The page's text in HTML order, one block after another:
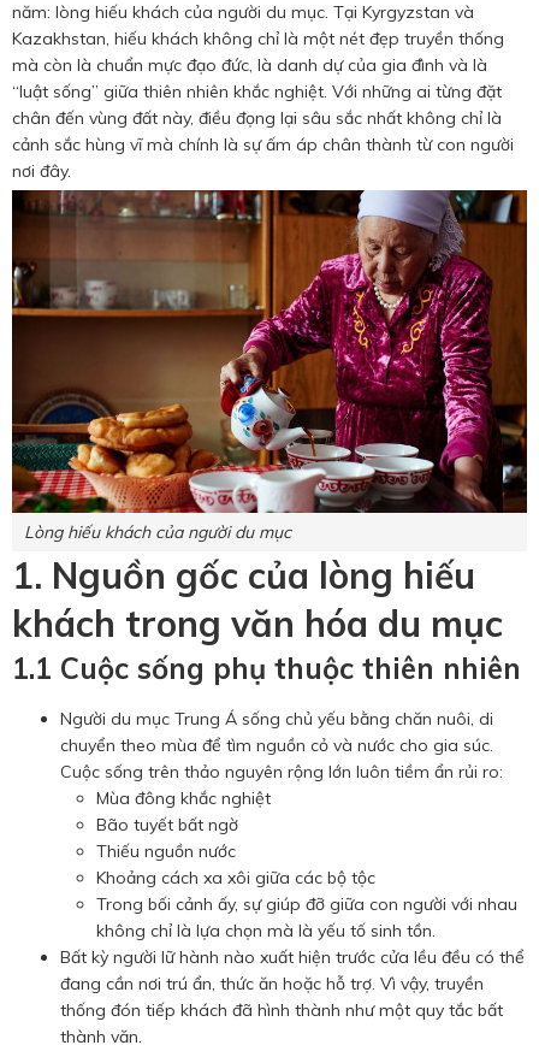
Hotline tư vấn dịch vụ
0784 849 849
năm: lòng hiếu khách của người du mục. Tại Kyrgyzstan và
Kazakhstan, hiếu khách không chỉ là một nét đẹp truyền thống
mà còn là chuẩn mực đạo đức, là danh dự của gia đình và là
“luật sống” giữa thiên nhiên khắc nghiệt. Với những ai từng đặt
chân đến vùng đất này, điều đọng lại sâu sắc nhất không chỉ là
cảnh sắc hùng vĩ mà chính là sự ấm áp chân thành từ con người
nơi đây.
Lòng hiếu khách của người du mục
1. Nguồn gốc của lòng hiếu
khách trong văn hóa du mục
1.1 Cuộc sống phụ thuộc thiên nhiên
Người du mục Trung Á sống chủ yếu bằng chăn nuôi, di
chuyển theo mùa để tìm nguồn cỏ và nước cho gia súc.
Cuộc sống trên thảo nguyên rộng lớn luôn tiềm ẩn rủi ro:
Mùa đông khắc nghiệt
Bão tuyết bất ngờ
Thiếu nguồn nước
Khoảng cách xa xôi giữa các bộ tộc
Trong bối cảnh ấy, sự giúp đỡ giữa con người với nhau
không chỉ là lựa chọn mà là yếu tố sinh tồn.
Bất kỳ người lữ hành nào xuất hiện trước cửa lều đều có thể
đang cần nơi trú ẩn, thức ăn hoặc hỗ trợ. Vì vậy, truyền
thống đón tiếp khách đã hình thành như một quy tắc bất
thành văn.